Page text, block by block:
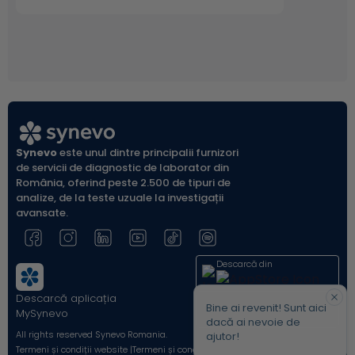
7,8
Recomandări pentru determinarea HTLV ADN
proviral5
Mama al cărei copil a fost diagnosticat cu
infecţie HTLV
Partenerii sexuali ai unei persoane la care s-a
confirmat o infectie HTLV
Sangele provenit de la donatori
Transplant de celule progenitoare, organe
solide și țesuturi
Synevoeste unul dintre principalii furnizori
de servicii de diagnostic de laborator din
România, oferind peste 2.500 de tipuri de
analize, de la teste uzuale la investigații
avansate.
Descarcă aplicația
MySynevo
Descarcă din
All rights reserved Synevo Romania.
Termeni și condiții website |Termeni și condiții Shop Online |
Bine ai revenit! Sunt aici
dacă ai nevoie de
ajutor!